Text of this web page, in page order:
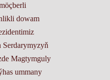
dowam
Magtymguly
ummany